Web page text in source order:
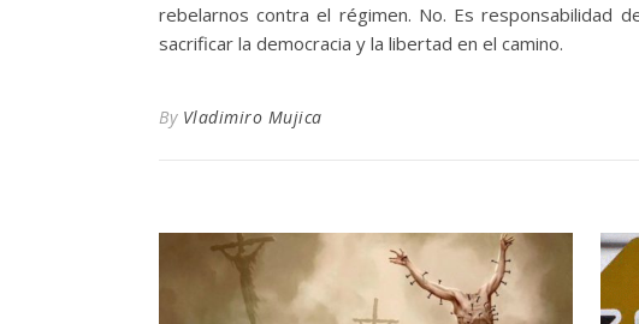
rebelarnos contra el régimen. No. Es responsabilidad
sacrificar la democracia y la libertad en el camino.
By Vladimiro Mujica